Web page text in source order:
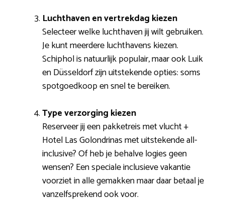
Luchthaven en vertrekdag kiezen
Selecteer welke luchthaven jij wilt gebruiken.
Je kunt meerdere luchthavens kiezen.
Schiphol is natuurlijk populair, maar ook Luik
en Düsseldorf zijn uitstekende opties: soms
spotgoedkoop en snel te bereiken.
Type verzorging kiezen
Reserveer jij een pakketreis met vlucht +
Hotel Las Golondrinas met uitstekende all-
inclusive? Of heb je behalve logies geen
wensen? Een speciale inclusieve vakantie
voorziet in alle gemakken maar daar betaal je
vanzelfsprekend ook voor.